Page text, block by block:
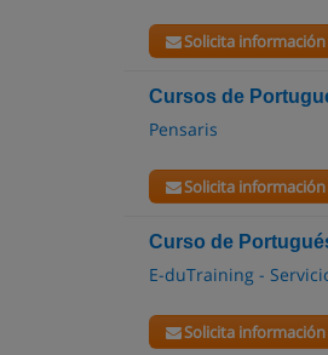
Solicita información
Cursos de
Pensaris
Solicita información
Curso de
E-duTraining -
Solicita información